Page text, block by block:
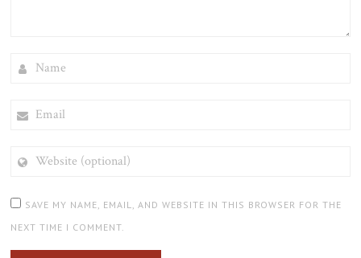
(OPTIONAL)
SAVE MY NAME, EMAIL, AND WEBSITE IN THIS BROWSER FOR THE
NEXT TIME I COMMENT.